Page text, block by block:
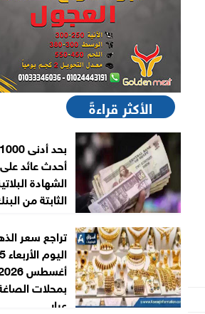
الأكثر قراءةً
أحدث عائد على
الشهادة
الثابتة من
تراجع سعر
اليوم الأربعاء 5
أغسطس
بمحلات
عيار...